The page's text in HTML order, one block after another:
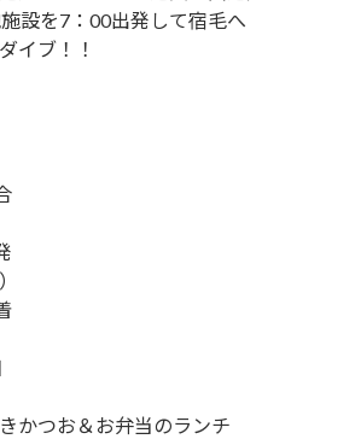
設を7：00出発して宿毛へ
イブ！！
かつお＆お弁当のランチ